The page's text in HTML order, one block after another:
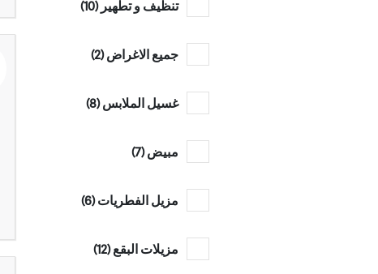
تنظيف و تطهير (10
)
جميع الاغراض (2
)
غسيل الملابس (8
)
مبيض (7
)
مزيل الفطريات (6
)
مزيلات البقع (12
)